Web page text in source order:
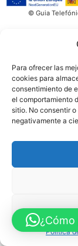
Para ofrecer las
cookies para
consentimiento de
el comportamiento
sitio. No consentir
negativamente a
Política
© Guia